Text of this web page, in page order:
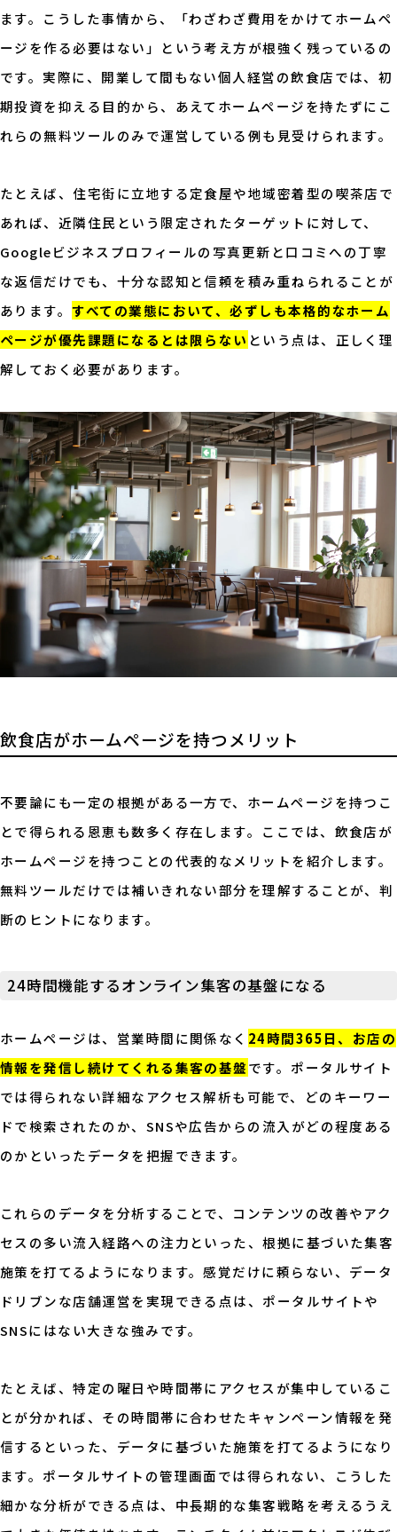
ます。こうした事情から、「わざわざ費用をかけてホームペ
ージを作る必要はない」という考え方が根強く残っているの
です。実際に、開業して間もない個人経営の飲食店では、初
期投資を抑える目的から、あえてホームページを持たずにこ
れらの無料ツールのみで運営している例も見受けられます。
たとえば、住宅街に立地する定食屋や地域密着型の喫茶店で
あれば、近隣住民という限定されたターゲットに対して、
Googleビジネスプロフィールの写真更新と口コミへの丁寧
な返信だけでも、十分な認知と信頼を積み重ねられることが
あります。すべての業態において、必ずしも本格的なホーム
ページが優先課題になるとは限らない という点は、正しく理
解しておく必要があります。
飲食店がホームページを持つメリット
不要論にも一定の根拠がある一方で、ホームページを持つこ
とで得られる恩恵も数多く存在します。ここでは、飲食店が
ホームページを持つことの代表的なメリットを紹介します。
無料ツールだけでは補いきれない部分を理解することが、判
断のヒントになります。
24時間機能するオンライン集客の基盤になる
ホームページは、営業時間に関係なく 24時間365日、お店の
情報を発信し続けてくれる集客の基盤です。ポータルサイト
では得られない詳細なアクセス解析も可能で、どのキーワー
ドで検索されたのか、SNSや広告からの流入がどの程度ある
のかといったデータを把握できます。
これらのデータを分析することで、コンテンツの改善やアク
セスの多い流入経路への注力といった、根拠に基づいた集客
施策を打てるようになります。感覚だけに頼らない、データ
ドリブンな店舗運営を実現できる点は、ポータルサイトや
SNSにはない大きな強みです。
たとえば、特定の曜日や時間帯にアクセスが集中しているこ
とが分かれば、その時間帯に合わせたキャンペーン情報を発
信するといった、データに基づいた施策を打てるようになり
ます。ポータルサイトの管理画面では得られない、こうした
細かな分析ができる点は、中長期的な集客戦略を考えるうえ